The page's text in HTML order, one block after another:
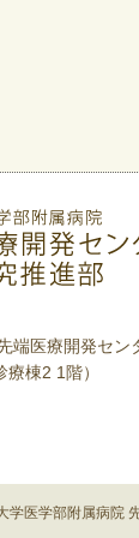
端医療開発セン
棟2 1階）
医学部附属病院